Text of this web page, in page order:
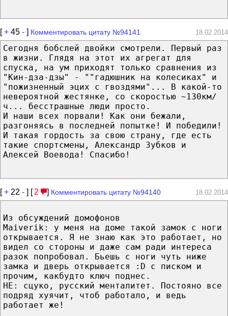
[+ 45 - ] Комментировать цитату №94141 18.02.2014
Сегодня бобслей двойки смотрели. Первый раз
в жизни. Глядя на этот их агрегат для
спуска, на ум приходят только сравнения из
"Кин-дза-дзы" - ""гадюшник на колесиках" и
"пожизненный эцих с гвоздями"... В какой-то
невероятной жестянке, со скоростью ~130км/
ч... бесстрашные люди просто.
И наши всех порвали! Как они бежали,
разгоняясь в последней попытке! И победили!
И такая гордость за свою страну, где есть
такие cпортсмены, Александр Зубков и
Алексей Воевода! Спасибо!
[+ 22 - ] [ 2 ] Комментировать цитату №94140 18.02.2014
Из обсуждений домофонов
Maiverik: у меня на доме такой замок с ноги
открывается. Я не знаю как это работает, но
видел со стороны и даже сам ради интереса
разок попробовал. Бьешь с ноги чуть ниже
замка и дверь открывается :D с писком и
прочим, какбудто ключ поднес.
HE: сцуко, русский менталитет. Постояно все
подряд хуячит, чтоб работало, и ведь
работает же!